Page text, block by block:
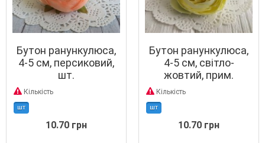
Бутон ранункулюса,
4-5 см, персиковий,
шт.
Кількість
шт
10.70 грн
Бутон ранункулюса,
4-5 см, світло-
жовтий, прим.
Кількість
шт
10.70 грн